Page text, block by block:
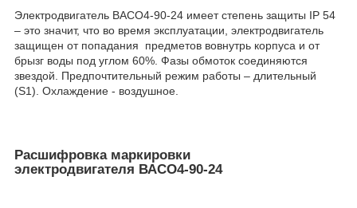
Электродвигатель ВАСО4-90-24 имеет степень защиты IP 54
– это значит, что во время эксплуатации, электродвигатель
защищен от попадания предметов вовнутрь корпуса и от
брызг воды под углом 60%. Фазы обмоток соединяются
звездой. Предпочтительный режим работы – длительный
(S1). Охлаждение - воздушное.
Расшифровка маркировки
электродвигателя ВАСО4-90-24